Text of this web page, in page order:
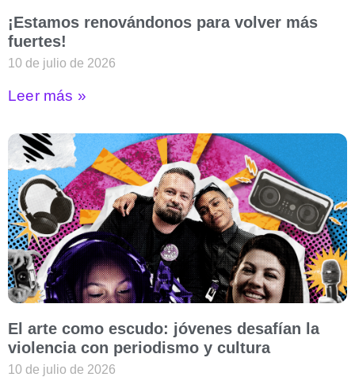
¡Estamos renovándonos para volver más
fuertes!
10 de julio de 2026
Leer más »
El arte como escudo: jóvenes desafían la
violencia con periodismo y cultura
10 de julio de 2026